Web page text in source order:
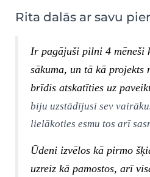
Rita dalās ar savu
Ir pagājuši pilni 4 mēneši
sākuma, un tā kā projekts
brīdis atskatīties uz
biju uzstādījusi sev
lielākoties esmu tos arī
Ūdeni izvēlos kā pirmo
uzreiz kā pamostos, arī